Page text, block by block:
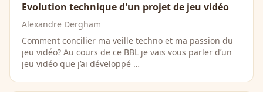
Evolution technique d'un projet de jeu vidéo
Alexandre Dergham
Comment concilier ma veille techno et ma passion du
jeu vidéo? Au cours de ce BBL je vais vous parler d’un
jeu vidéo que j’ai développé …